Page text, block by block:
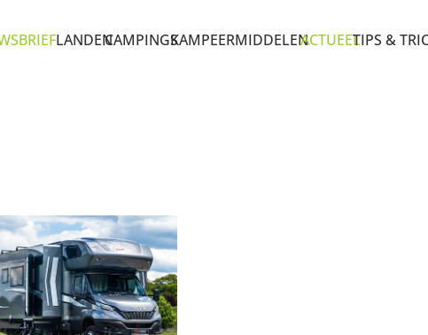
LANDENCAMPINGSKAMPEERMIDDELENACTUEELTIPS &